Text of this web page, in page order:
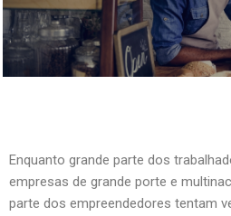
Enquanto grande parte dos
empresas de grande porte e
parte dos empreendedores tentam